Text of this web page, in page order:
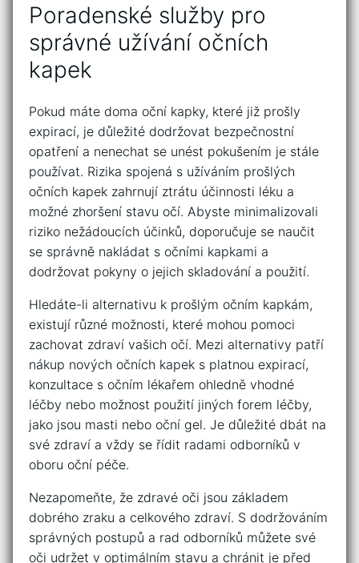
Poradenské ⁤služby pro
správné užívání očních ​
kapek
Pokud máte doma oční kapky, ⁣které již prošly
expirací, je důležité dodržovat bezpečnostní‍
opatření‍ a nenechat se unést pokušením je stále
používat. Rizika spojená s⁣ užíváním prošlých
očních kapek zahrnují ztrátu účinnosti léku a
možné​ zhoršení⁤ stavu očí. ‌Abyste minimalizovali
‌riziko nežádoucích účinků, doporučuje se naučit
se správně nakládat s očními kapkami a
dodržovat pokyny o ‍jejich skladování a použití.
Hledáte-li alternativu k prošlým očním kapkám,
existují různé⁤ možnosti, které mohou pomoci
zachovat zdraví vašich ⁢očí. Mezi ⁢alternativy patří
nákup nových očních kapek s platnou expirací,
‍konzultace s očním lékařem ohledně vhodné
léčby nebo možnost použití jiných ‍forem‌ léčby,
jako jsou masti nebo oční gel. Je důležité dbát na
své zdraví a vždy⁤ se řídit radami odborníků v
oboru oční péče.
Nezapomeňte, že zdravé​ oči jsou základem
dobrého zraku a celkového zdraví. S dodržováním
správných postupů a rad odborníků můžete své
oči udržet v optimálním stavu a chránit je před